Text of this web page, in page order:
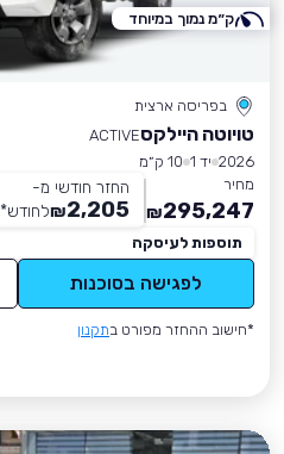
בפריסה ארצית
טויוטה היילקסACTIVE
2026 יד 1
10 ק״מ
מחיר
295,247
₪
החזר חודשי מ-
2,205
₪לחודש*
תוספות לעיסקה
לפגישה בסוכנות
*חישוב ההחזר מפורט בתקנון
ק״מ נמוך במיוחד